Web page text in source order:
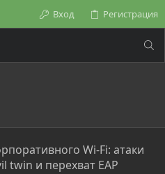
Вход Регистрация
Wi-Fi: атаки
twin и перехват EAP